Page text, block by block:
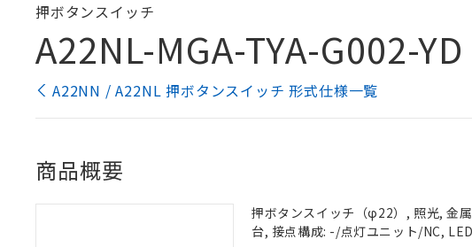
押ボタンスイッチ
A22NL-MGA-TYA-G002-YD
A22NN / A22NL 押ボタンスイッチ 形式仕様一覧
商品概要
押ボタンスイッチ（φ22）, 照光, 金
台, 接点構成: -/点灯ユニット/NC,